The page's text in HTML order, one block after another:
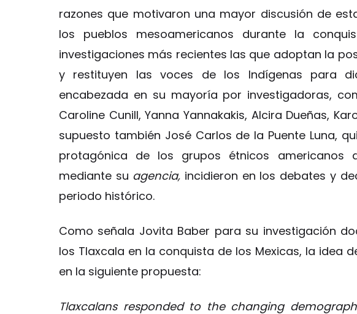
razones que motivaron una mayor discusión de
los pueblos mesoamericanos durante la
investigaciones más recientes las que adoptan la
y restituyen las voces de los Indígenas para
encabezada en su mayoría por investigadoras,
Caroline Cunill, Yanna Yannakakis, Alcira Dueñas,
supuesto también José Carlos de la Puente Luna,
protagónica de los grupos étnicos americanos
mediante su agencia, incidieron en los debates y
periodo histórico.
Como señala Jovita Baber para su investigación
los Tlaxcala en la conquista de los Mexicas, la idea
en la siguiente propuesta:
Tlaxcalans responded to the changing